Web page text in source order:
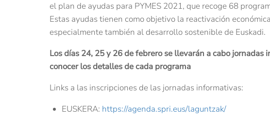
el plan de ayudas para PYMES 2021, que recoge 68
Estas ayudas tienen como objetivo la reactivación
especialmente también al desarrollo sostenible de Euskadi.
Los días 24, 25 y 26 de febrero se llevarán a cabo
conocer los detalles de cada programa
Links a las inscripciones de las jornadas informativas:
EUSKERA: https://agenda.spri.eus/laguntzak/